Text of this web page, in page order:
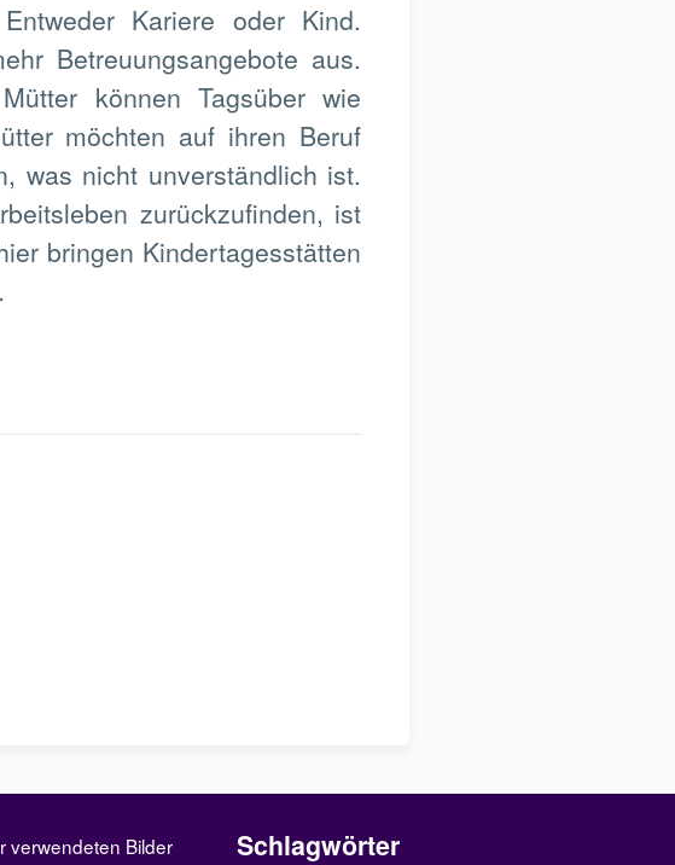
Kariere oder Kind.
Betreuungsangebote aus.
können Tagsüber wie
möchten auf ihren Beruf
was nicht unverständlich ist.
zurückzufinden, ist
bringen Kindertagesstätten
verwendeten Bilder
Schlagwörter